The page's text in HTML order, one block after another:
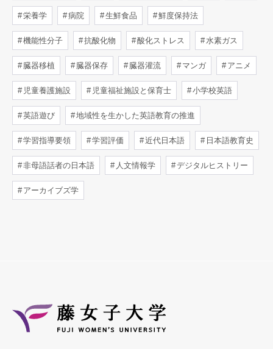
栄養学 病院 生鮮食品 鮮度保持法
機能性分子 抗酸化物 酸化ストレス 水素ガス
臓器移植 臓器保存 臓器灌流 マンガ アニメ
児童養護施設 児童福祉施設と保育士 小学校英語
英語遊び 地域性を生かした英語教育の推進
学習指導要領 学習評価 近代日本語 日本語教育史
非母語話者の日本語 人文情報学 デジタルヒストリー
アーカイブズ学